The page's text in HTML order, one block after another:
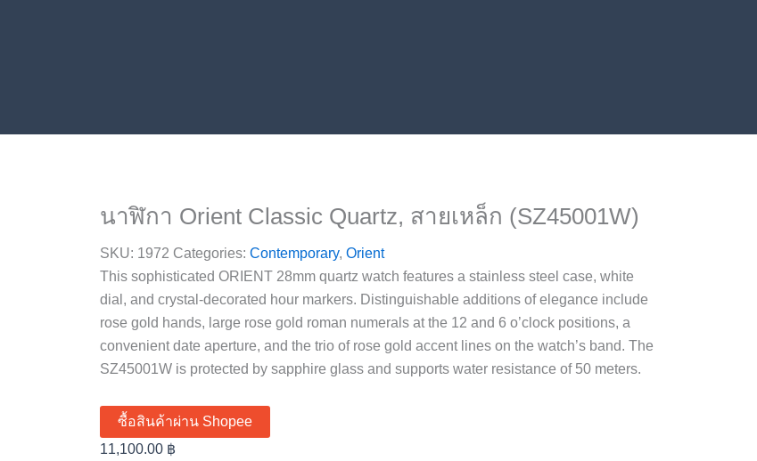
นาฬิกา Orient Classic Quartz, สายเหล็ก (SZ45001W)
SKU: 1972 Categories: Contemporary, Orient
This sophisticated ORIENT 28mm quartz watch features a stainless steel case, white
dial, and crystal-decorated hour markers. Distinguishable additions of elegance include
rose gold hands, large rose gold roman numerals at the 12 and 6 o’clock positions, a
convenient date aperture, and the trio of rose gold accent lines on the watch’s band. The
SZ45001W is protected by sapphire glass and supports water resistance of 50 meters.
ซื้อสินค้าผ่าน Shopee
11,100.00 ฿